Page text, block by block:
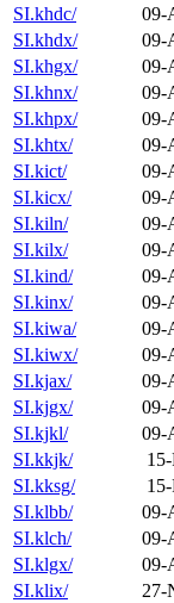
SI.khdc/
09-
SI.khdx/
09-
SI.khgx/
09-
SI.khnx/
09-
SI.khpx/
09-
SI.khtx/
09-
SI.kict/
09-
SI.kicx/
09-
SI.kiln/
09-
SI.kilx/
09-
SI.kind/
09-
SI.kinx/
09-
SI.kiwa/
09-
SI.kiwx/
09-
SI.kjax/
09-
SI.kjgx/
09-
SI.kjkl/
09-
SI.kkjk/
SI.kksg/
SI.klbb/
09-
SI.klch/
09-
SI.klgx/
09-
SI.klix/
27-